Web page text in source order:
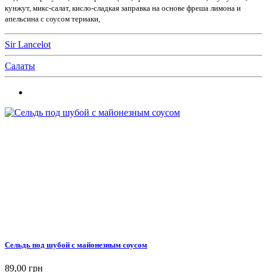
кунжут, микс-салат, кисло-сладкая заправка на основе фреша лимона и
апельсина с соусом териаки,
Sir Lancelot
Салаты
Сельдь под шубой с майонезным соусом
89,00 грн